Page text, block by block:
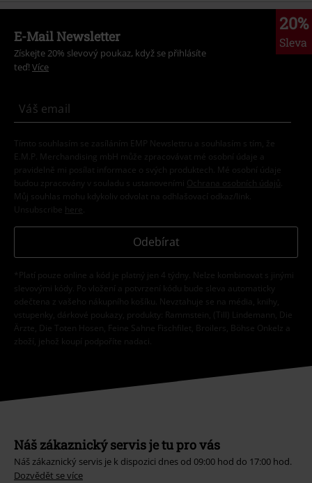
20%
Sleva
E-Mail Newsletter
Získejte 20% slevový poukaz, když se přihlásíte
teď! Více
Tímto souhlasím se zasíláním EMP Newslettru a souhlasím s tím, že
E.M.P. Merchandising mbH může zpracovávat mé osobní údaje a
pravidelně mi posílat informace o svých produktech. Mé osobní údaje
budou zpracovány v souladu s ustanoveními
Ochrana osobních údajů
Můj souhlas mohu kdykoliv odvolat na odhlašovací odkaz/link.
Unsubscribe here
Odebírat
*Platí pouze online a kód je platný jen 4 týdny. Nelze kombinovat s jinými
slevovými kódy. Po vložení a potvrzení kódu bude sleva automaticky
odečtena z vašeho nákupního košíku. Nevztahuje se na média, knihy,
vstupenky, dárkové poukazy, produkty: Rammstein, (Till) Lindemann, Die
Ärzte, Die Toten Hosen, Feine Sahne Fischfilet, Broilers, Böhse Onkelz a
zboží, jehož koupí podpoříte nadaci.
Náš zákaznický servis je tu pro vás
Náš zákaznický servis je k dispozici dnes od 09:00 hod do 17:00 hod.
Dozvědět se více